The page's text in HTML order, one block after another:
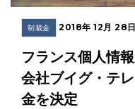
制裁金 2018年 12月 28日
フランス個人情
会社ブイグ・テ
金を決定